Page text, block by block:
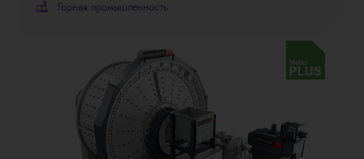
Горная промышленность